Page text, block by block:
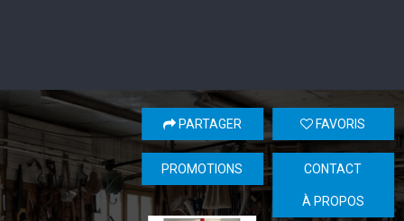
FAVORIS
PARTAGER
CONTACT
PROMOTIONS
À PROPOS